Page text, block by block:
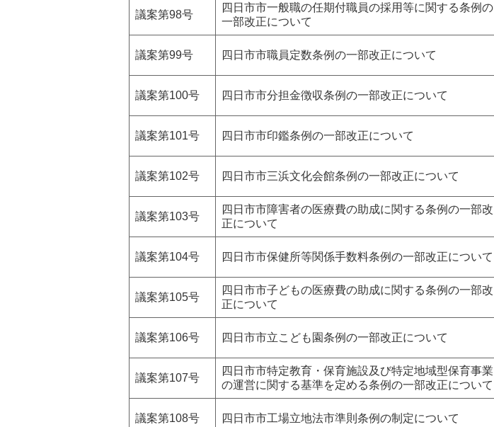
議案第98号
四日市市一般職の任期付職員の採用等に関する条例の
一部改正について
議案第99号 四日市市職員定数条例の一部改正について
議案第100号 四日市市分担金徴収条例の一部改正について
議案第101号 四日市市印鑑条例の一部改正について
議案第102号 四日市市三浜文化会館条例の一部改正について
議案第103号
四日市市障害者の医療費の助成に関する条例の一部改
正について
議案第104号 四日市市保健所等関係手数料条例の一部改正について
議案第105号
四日市市子どもの医療費の助成に関する条例の一部改
正について
議案第106号 四日市市立こども園条例の一部改正について
議案第107号
四日市市特定教育・保育施設及び特定地域型保育事業
の運営に関する基準を定める条例の一部改正について
議案第108号 四日市市工場立地法市準則条例の制定について